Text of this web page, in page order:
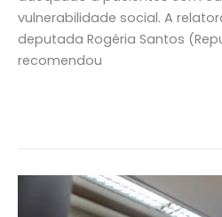
vulnerabilidade social. A
deputada Rogéria Santos
recomendou